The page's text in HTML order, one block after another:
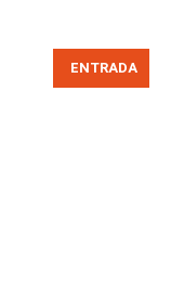
ENTRADA